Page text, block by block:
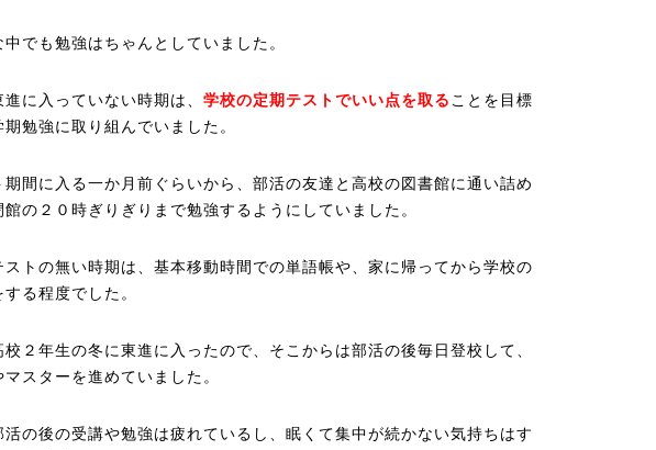
中でも勉強はちゃんとしていました。
進に入っていない時期は、 学校の定期テストでいい点を取る ことを目標
期勉強に取り組んでいました。
期間に入る一か月前ぐらいから、部活の友達と高校の図書館に通い詰め
館の２０時ぎりぎりまで勉強するようにしていました。
ストの無い時期は、基本移動時間での単語帳や、家に帰ってから学校の
る程度でした。
校２年生の冬に東進に入ったので、そこからは部活の後毎日登校して、
マスターを進めていました。
活の後の受講や勉強は疲れているし、眠くて集中が続かない気持ちはす